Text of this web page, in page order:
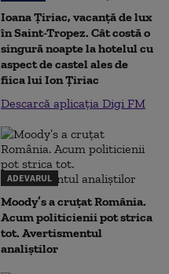
Ioana Țiriac, vacanță de lux
în Saint-Tropez. Cât costă o
singură noapte la hotelul cu
aspect de castel ales de
fiica lui Ion Țiriac
Descarcă aplicația Digi FM
ADEVARUL
Moody’s a cruțat România.
Acum politicienii pot strica
tot. Avertismentul
analiștilor